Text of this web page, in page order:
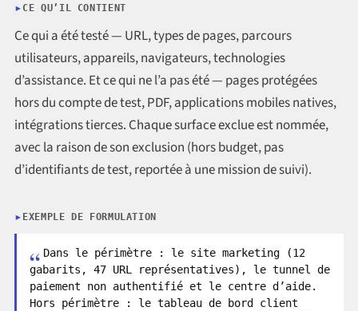
CE QU’IL CONTIENT
Ce qui a été testé — URL, types de pages, parcours
utilisateurs, appareils, navigateurs, technologies
d’assistance. Et ce qui ne l’a pas été — pages protégées
hors du compte de test, PDF, applications mobiles natives,
intégrations tierces. Chaque surface exclue est nommée,
avec la raison de son exclusion (hors budget, pas
d’identifiants de test, reportée à une mission de suivi).
EXEMPLE DE FORMULATION
Dans le périmètre : le site marketing (12
gabarits, 47 URL représentatives), le tunnel de
paiement non authentifié et le centre d’aide.
Hors périmètre : le tableau de bord client